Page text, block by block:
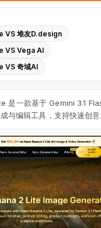
具
VS 堆友D.design
VS Vega AI
VS 奇域AI
是一款基于 Gemini 3.1
与编辑工具，支持快速创意